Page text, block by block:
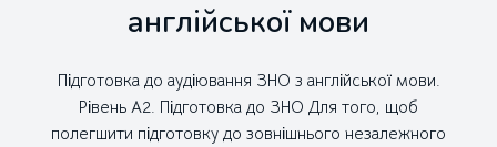
англійської мови
Підготовка до аудіювання ЗНО з англійської мови.
Рівень А2. Підготовка до ЗНО Для того, щоб
полегшити підготовку до зовнішнього незалежного